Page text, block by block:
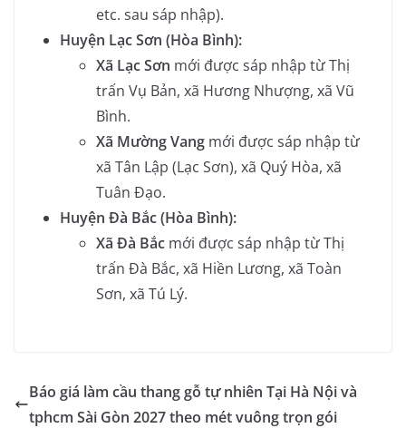
etc. sau sáp nhập).
Huyện Lạc Sơn (Hòa Bình):
Xã Lạc Sơn mới được sáp nhập từ Thị
trấn Vụ Bản, xã Hương Nhượng, xã Vũ
Bình.
Xã Mường Vang mới được sáp nhập từ
xã Tân Lập (Lạc Sơn), xã Quý Hòa, xã
Tuân Đạo.
Huyện Đà Bắc (Hòa Bình):
Xã Đà Bắc mới được sáp nhập từ Thị
trấn Đà Bắc, xã Hiền Lương, xã Toàn
Sơn, xã Tú Lý.
Báo giá làm cầu thang gỗ tự nhiên Tại Hà Nội và
tphcm Sài Gòn 2027 theo mét vuông trọn gói